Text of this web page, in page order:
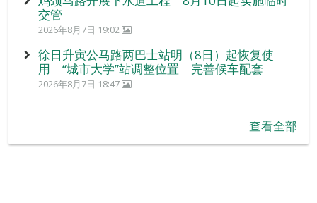
交管
2026年8月7日 19:02
徐日升寅公马路两巴士站明（8日）起恢复使
用 “城市大学”站调整位置 完善候车配套
2026年8月7日 18:47
查看全部